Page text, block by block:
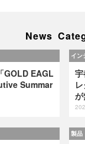
News
GOLD EAGL
Summar
イン
製品